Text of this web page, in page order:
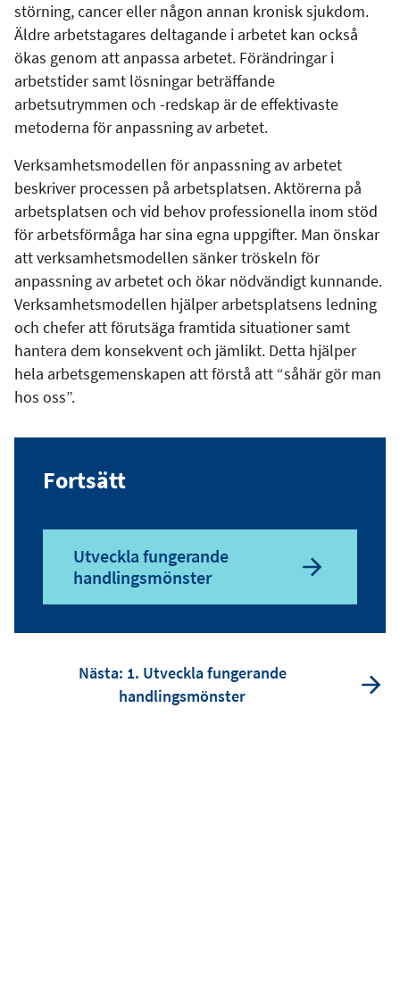
störning, cancer eller någon annan kronisk sjukdom.
Äldre arbetstagares deltagande i arbetet kan också
ökas genom att anpassa arbetet. Förändringar i
arbetstider samt lösningar beträffande
arbetsutrymmen och -redskap är de effektivaste
metoderna för anpassning av arbetet.
Verksamhetsmodellen för anpassning av arbetet
beskriver processen på arbetsplatsen. Aktörerna på
arbetsplatsen och vid behov professionella inom stöd
för arbetsförmåga har sina egna uppgifter. Man önskar
att verksamhetsmodellen sänker tröskeln för
anpassning av arbetet och ökar nödvändigt kunnande.
Verksamhetsmodellen hjälper arbetsplatsens ledning
och chefer att förutsäga framtida situationer samt
hantera dem konsekvent och jämlikt. Detta hjälper
hela arbetsgemenskapen att förstå att “såhär gör man
hos oss”.
Fortsätt
Utveckla fungerande
handlingsmönster
Nästa: 1. Utveckla fungerande
handlingsmönster